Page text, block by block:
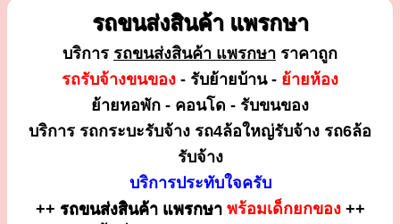
รถขนส่งสินค้า แพรกษา
บริการ รถขนส่งสินค้า แพรกษา ราคาถูก
รถรับจ้างขนของ - รับย้ายบ้าน - ย้ายห้อง
ย้ายหอพัก - คอนโด - รับขนของ
บริการ รถกระบะรับจ้าง รถ4ล้อใหญ่รับจ้าง รถ6ล้อ
รับจ้าง
บริการประทับใจครับ
++ รถขนส่งสินค้า แพรกษา พร้อมเด็กยกของ++